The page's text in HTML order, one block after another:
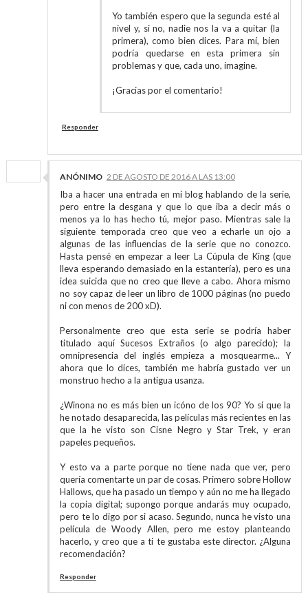
Yo también espero que la segunda esté al
nivel y, si no, nadie nos la va a quitar (la
primera), como bien dices. Para mí, bien
podría quedarse en esta primera sin
problemas y que, cada uno, imagine.
¡Gracias por el comentario!
Responder
ANÓNIMO 2 DE AGOSTO DE 2016 A LAS 13:00
Iba a hacer una entrada en mi blog hablando de la serie,
pero entre la desgana y que lo que iba a decir más o
menos ya lo has hecho tú, mejor paso. Mientras sale la
siguiente temporada creo que veo a echarle un ojo a
algunas de las influencias de la serie que no conozco.
Hasta pensé en empezar a leer La Cúpula de King (que
lleva esperando demasiado en la estantería), pero es una
idea suicida que no creo que lleve a cabo. Ahora mismo
no soy capaz de leer un libro de 1000 páginas (no puedo
ni con menos de 200 xD).
Personalmente creo que esta serie se podría haber
titulado aquí Sucesos Extraños (o algo parecido); la
omnipresencia del inglés empieza a mosquearme... Y
ahora que lo dices, también me habría gustado ver un
monstruo hecho a la antigua usanza.
¿Winona no es más bien un icóno de los 90? Yo sí que la
he notado desaparecida, las películas más recientes en las
que la he visto son Cisne Negro y Star Trek, y eran
papeles pequeños.
Y esto va a parte porque no tiene nada que ver, pero
quería comentarte un par de cosas. Primero sobre Hollow
Hallows, que ha pasado un tiempo y aún no me ha llegado
la copia digital; supongo porque andarás muy ocupado,
pero te lo digo por si acaso. Segundo, nunca he visto una
película de Woody Allen, pero me estoy planteando
hacerlo, y creo que a ti te gustaba este director. ¿Alguna
recomendación?
Responder